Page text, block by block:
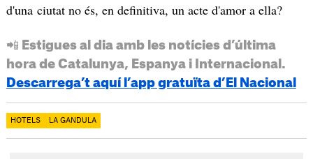
d'una ciutat no és, en definitiva, un acte d'amor a ella?
📲 Estigues al dia amb les notícies d’última
hora de Catalunya, Espanya i Internacional.
Descarrega’t aquí l’app gratuïta d’El Nacional
HOTELS LA GANDULA